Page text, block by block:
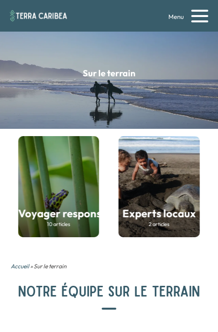
Menu
Sur le terrain
Rica
Voyager responsable au Costa Rica
10 articles
Experts locaux
2 articles
Accueil» Sur le terrain
NOTRE ÉQUIPE SUR LE TERRAIN